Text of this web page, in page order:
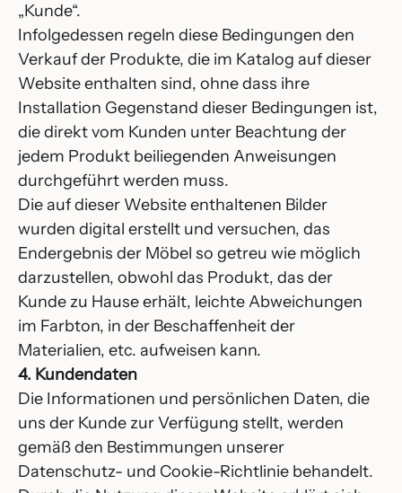
„Kunde“.
Infolgedessen regeln diese Bedingungen den
Verkauf der Produkte, die im Katalog auf dieser
Website enthalten sind, ohne dass ihre
Installation Gegenstand dieser Bedingungen ist,
die direkt vom Kunden unter Beachtung der
jedem Produkt beiliegenden Anweisungen
durchgeführt werden muss.
Die auf dieser Website enthaltenen Bilder
wurden digital erstellt und versuchen, das
Endergebnis der Möbel so getreu wie möglich
darzustellen, obwohl das Produkt, das der
Kunde zu Hause erhält, leichte Abweichungen
im Farbton, in der Beschaffenheit der
Materialien, etc. aufweisen kann.
4. Kundendaten
Die Informationen und persönlichen Daten, die
uns der Kunde zur Verfügung stellt, werden
gemäß den Bestimmungen unserer
Datenschutz- und Cookie-Richtlinie behandelt.